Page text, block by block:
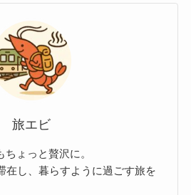
旅エビ
ょっと贅沢に。
在し、暮らすように過ごす旅を